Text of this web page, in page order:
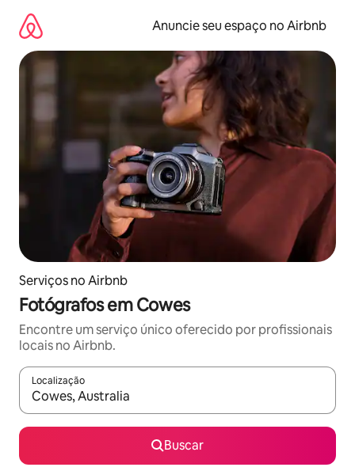
para
conteúdo
Anuncie seu espaço no Airbnb
Serviços no Airbnb
Fotógrafos em Cowes
Encontre um serviço único oferecido por profissionais
locais no Airbnb.
Localização
Quando os resultados estiverem disponíveis, explore-os
Buscar